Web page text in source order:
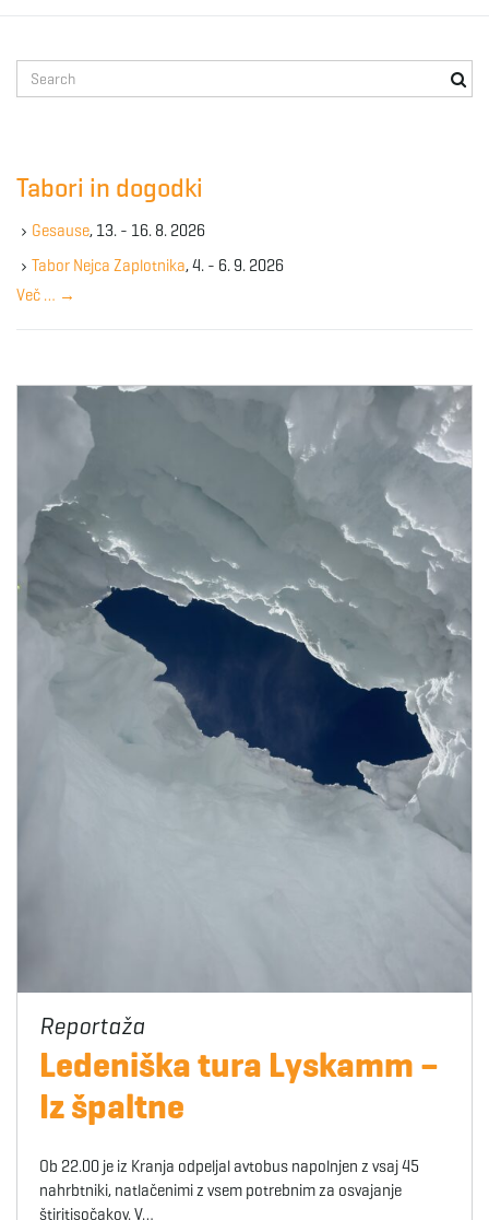
e
e
y
w
r
Tabori in dogodki
Gesause, 13. - 16. 8. 2026
Tabor Nejca Zaplotnika, 4. - 6. 9. 2026
Več … →
Ledeniška tura Lyskamm –
Iz špaltne
Ob 22.00 je iz Kranja odpeljal avtobus napolnjen z vsaj 45
nahrbtniki, natlačenimi z vsem potrebnim za osvajanje
štiritisočakov. V…